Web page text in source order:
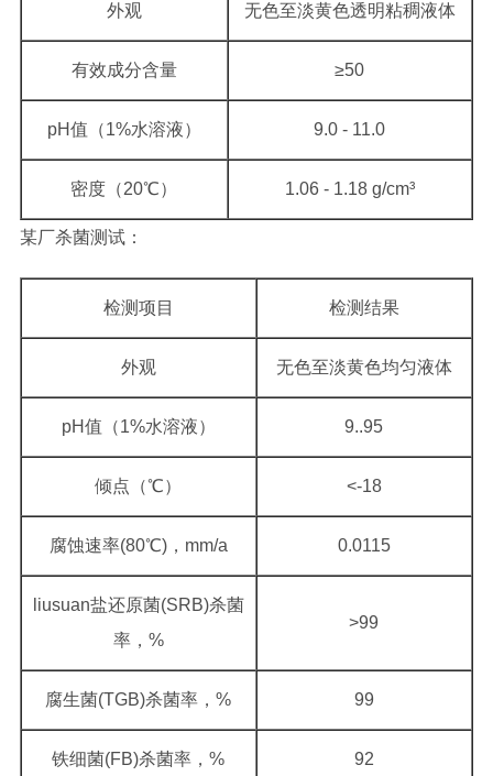
外观 无色至淡黄色透明粘稠液体
有效成分含量 ≥50
pH值（1%水溶液） 9.0 - 11.0
密度（20℃） 1.06 - 1.18 g/cm³
某厂杀菌测试：
检测项目 检测结果
外观 无色至淡黄色均匀液体
pH值（1%水溶液） 9..95
倾点（℃） <-18
腐蚀速率(80℃)，mm/a 0.0115
liusuan盐还原菌(SRB)杀菌
率，%
>99
腐生菌(TGB)杀菌率，% 99
铁细菌(FB)杀菌率，% 92